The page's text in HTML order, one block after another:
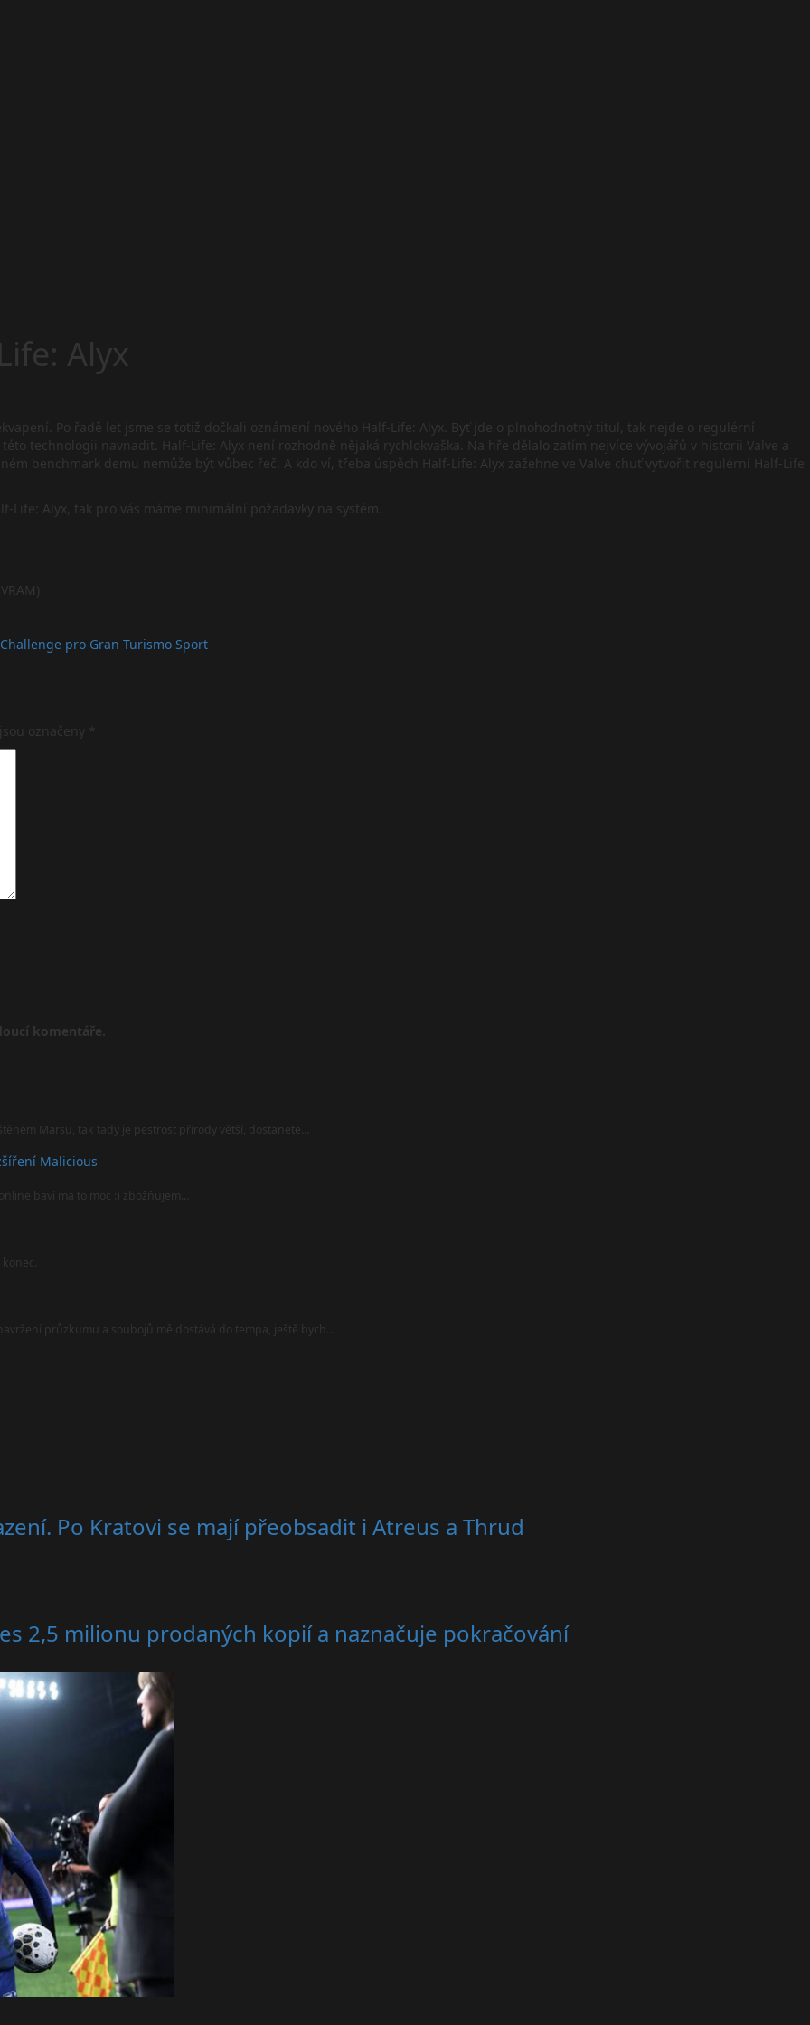
Alyx
Po řadě let jsme se totiž dočkali oznámení nového Half-Life: Alyx. Byť jde o plnohodnotný titul, tak nejde o regulérní
technologii navnadit. Half-Life: Alyx není rozhodně nějaká rychlokvaška. Na hře dělalo zatím nejvíce vývojářů v historii Valve a
benchmark demu nemůže být vůbec řeč. A kdo ví, třeba úspěch Half-Life: Alyx zažehne ve Valve chuť vytvořit regulérní Half-Life
Alyx, tak pro vás máme minimální požadavky na systém.
pro Gran Turismo Sport
označeny *
komentáře.
Marsu, tak tady je pestrost přírody větší, dostanete…
Malicious
baví ma to moc :) zbožňujem…
průzkumu a soubojů mě dostává do tempa, ještě bych…
Po Kratovi se mají přeobsadit i Atreus a Thrud
2,5 milionu prodaných kopií a naznačuje pokračování